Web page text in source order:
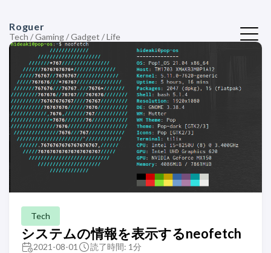
Roguer
Tech / Gaming / Gadget / Life
Tech
システムの情報を表示するneofetch
2021-08-01 読了時間: 1分